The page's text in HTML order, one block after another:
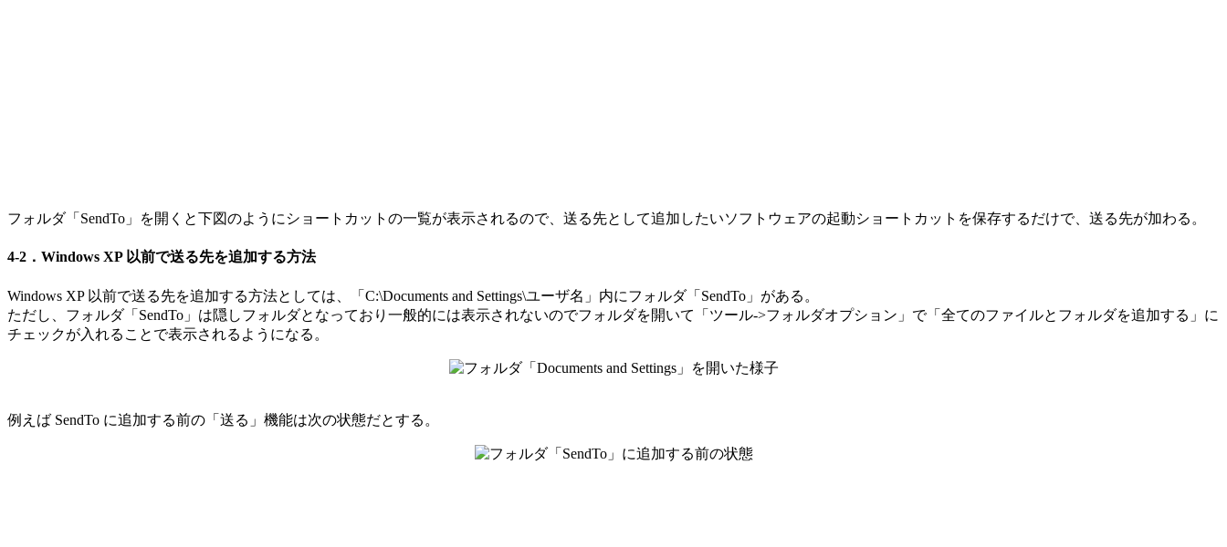
フォルダ「SendTo」を開くと下図のようにショートカットの一覧が表示されるので、送る先として追加したいソフトウェアの起動ショートカットを保存するだけで、送る先が加わる。
4-2．Windows XP 以前で送る先を追加する方法
Windows XP 以前で送る先を追加する方法としては、「C:\Documents and Settings\ユーザ名」内にフォルダ「SendTo」がある。
ただし、フォルダ「SendTo」は隠しフォルダとなっており一般的には表示されないのでフォルダを開いて「ツール->フォルダオプション」で「全てのファイルとフォルダを追加する」に
チェックが入れることで表示されるようになる。
例えば SendTo に追加する前の「送る」機能は次の状態だとする。